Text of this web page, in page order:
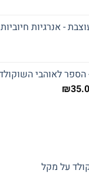
- אנרגיות חיוביות
₪המחיר
על מקל